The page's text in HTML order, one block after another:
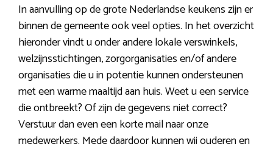
In aanvulling op de grote Nederlandse keukens zijn er
binnen de gemeente ook veel opties. In het overzicht
hieronder vindt u onder andere lokale verswinkels,
welzijnsstichtingen, zorgorganisaties en/of andere
organisaties die u in potentie kunnen ondersteunen
met een warme maaltijd aan huis. Weet u een service
die ontbreekt? Of zijn de gegevens niet correct?
Verstuur dan even een korte mail naar onze